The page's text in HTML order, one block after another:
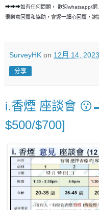
➡➡➡如有任何問題， 歡迎whatsapp/網
很樂意回覆和恊助，會逐一細心回覆，謝
SurveyHK on 12月 14, 2023
分享
i.香煙 座談會
$500/$700]